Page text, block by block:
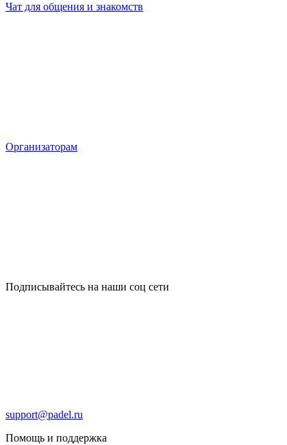
Чат для общения и знакомств
Организаторам
Подписывайтесь на наши соц сети
support@padel.ru
Помощь и поддержка